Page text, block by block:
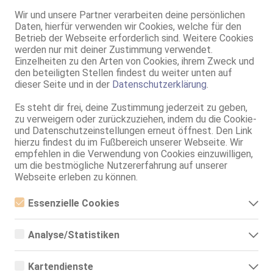
Wir und unsere Partner verarbeiten deine persönlichen
Daten, hierfür verwenden wir Cookies, welche für den
Betrieb der Webseite erforderlich sind. Weitere Cookies
werden nur mit deiner Zustimmung verwendet.
Einzelheiten zu den Arten von Cookies, ihrem Zweck und
den beteiligten Stellen findest du weiter unten auf
dieser Seite und in der Datenschutzerklärung.
Es steht dir frei, deine Zustimmung jederzeit zu geben,
zu verweigern oder zurückzuziehen, indem du die Cookie-
und Datenschutzeinstellungen erneut öffnest. Den Link
hierzu findest du im Fußbereich unserer Webseite. Wir
empfehlen in die Verwendung von Cookies einzuwilligen,
um die bestmögliche Nutzererfahrung auf unserer
Webseite erleben zu können.
Essenzielle Cookies
Essenzielle Cookies sind alle notwendigen Cookies, die für den
ermöglicht werden. Die Webseite kann ohne diese Cookies nicht
Analyse/Statistiken
Analyse- bzw. Statistikcookies sind Cookies, die der Analyse der
Zugriffsstatistiken dienen. Sie helfen den Webseiten-Besitzern zu
Kartendienste
Natascha
20 Jahre, 75B, KF 34, 1.50m, total rasiert, osteuropäisch
ZK, AV, 69, GF6, DT, NSa, Franz b. Ihr
Paderborn
16.9km, Stettiner Str. 22a
Deutsche Mia
69, GF6, DT, Franz b. Ihr, MFF, Schmu., Kuscheln, Körperküs.
Paderborn
16.9km, Stettiner Str. 22a
Alina
Paderborn
17.4km, Breslauer Str. 25c
26 Jahre, 95E(DD), KF 36/38, 1.68m, total rasiert, Latina